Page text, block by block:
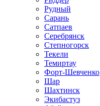
Рудный
Сарань
Сатпаев
Серебрянск
Степногорск
Текели
Темиртау
Форт-Шевченко
Шар
Шахтинск
Экибастуз